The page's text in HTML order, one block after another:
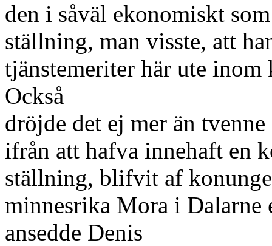
den i såväl ekonomiskt
ställning, man visste, att
tjänstemeriter här ute
Också
dröjde det ej mer än
ifrån att hafva innehaft en
ställning, blifvit af
minnesrika Mora i Dalarne
ansedde Denis